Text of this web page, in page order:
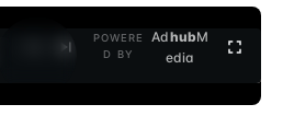
POWERE
D BY
AdhubM
edia